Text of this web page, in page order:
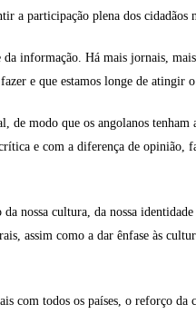
a participação plena dos cidadãos
informação. Há mais jornais,
e que estamos longe de atingir
de modo que os angolanos
e com a diferença de opinião,
cultura, da nossa
assim como a dar ênfase às
com todos os países, o reforço